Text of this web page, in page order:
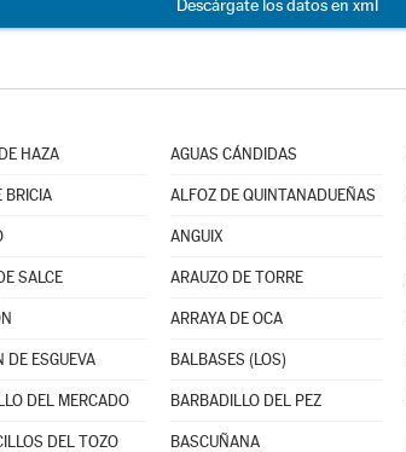
Descárgate los datos en xml
HAZA AGUAS CÁNDIDAS
BRICIA ALFOZ DE QUINTANADUEÑAS
ANGUIX
SALCE ARAUZO DE TORRE
ARRAYA DE OCA
DE ESGUEVA BALBASES (LOS)
DEL MERCADO BARBADILLO DEL PEZ
DEL TOZO BASCUÑANA